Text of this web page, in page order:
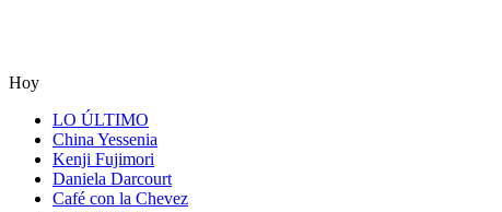
Hoy
LO ÚLTIMO
China Yessenia
Kenji Fujimori
Daniela Darcourt
Café con la Chevez